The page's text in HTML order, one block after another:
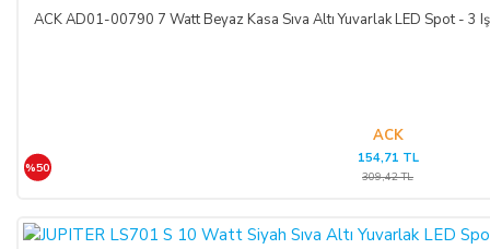
ACK AD01-00790 7 Watt Beyaz Kasa Sıva Altı Yuvarlak LED Spot - 3
ACK
%50
154,71 TL
309,42 TL